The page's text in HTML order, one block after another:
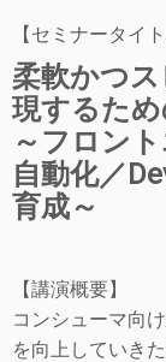
【セミナータイト
柔軟かつ
現するため
～フロン
自動化／
育成～
【講演概要】
コンシューマ向
を向上していき